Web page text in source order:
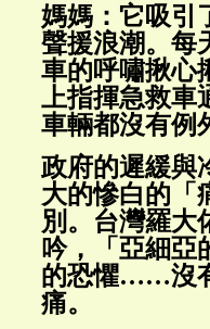
媽媽：它吸引
聲援浪潮。每
車的呼嘯揪心
上指揮急救車
車輛都沒有例
政府的遲緩與
大的慘白的「
別。台灣羅大
吟，「亞細
的恐懼……沒
痛。